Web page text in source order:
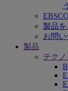
製品
お問
製品
テク